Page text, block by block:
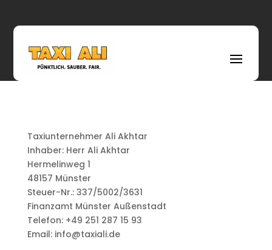
Taxiunternehmer Ali Akhtar
Inhaber: Herr Ali Akhtar
Hermelinweg 1
48157 Münster
Steuer-Nr.: 337/5002/3631
Finanzamt Münster Außenstadt
Telefon: +49 251 287 15 93
Email: info@taxiali.de